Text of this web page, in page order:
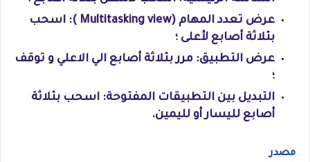
عرض تعدد المهام (Multitasking view ): اسحب
بثلاثة أصابع لأعلى ؛
عرض التطبيق: مرر بثلاثة أصابع الي الاعلي و توقف
؛
التبديل بين التطبيقات المفتوحة: اسحب بثلاثة
أصابع لليسار أو لليمين.
مصدر